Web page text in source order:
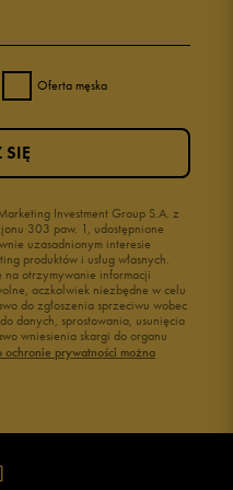
Oferta męska
Investment Group S.A. z
303 paw. 1, udostępnione
uzasadnionym interesie
produktów i usług własnych.
na otrzymywanie informacji
aczkolwiek niezbędne w celu
do zgłoszenia sprzeciwu wobec
danych, sprostowania, usunięcia
wniesienia skargi do organu
ochronie prywatności można
SIĘ